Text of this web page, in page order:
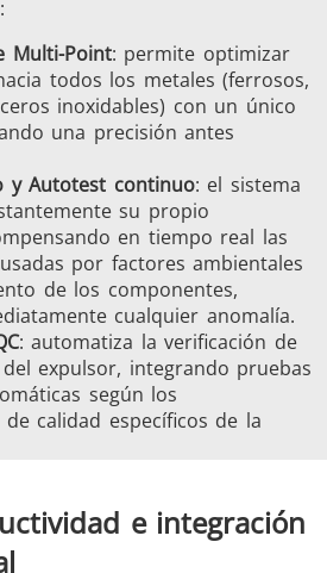
Multi-Point: permite optimizar
todos los metales (ferrosos,
inoxidables) con un único
una precisión antes
y Autotest continuo: el sistema
su propio
en tiempo real las
por factores ambientales
de los componentes,
cualquier anomalía.
: automatiza la verificación de
expulsor, integrando pruebas
según los
calidad específicos de la
e integración